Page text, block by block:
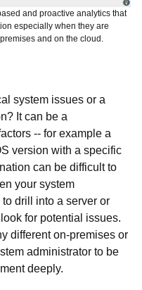
and proactive analytics that
especially when they are
and on the cloud.
system issues or a
It can be a
-- for example a
version with a specific
can be difficult to
your system
drill into a server or
for potential issues.
different on-premises or
administrator to be
deeply.